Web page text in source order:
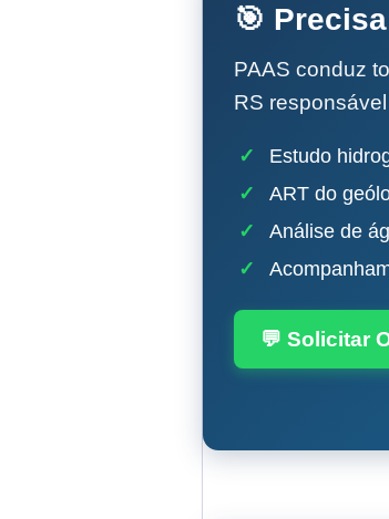
🎯
PAAS conduz
RS
✓
Estudo
✓
ART do
✓
Análise de
✓
💬 Solicitar